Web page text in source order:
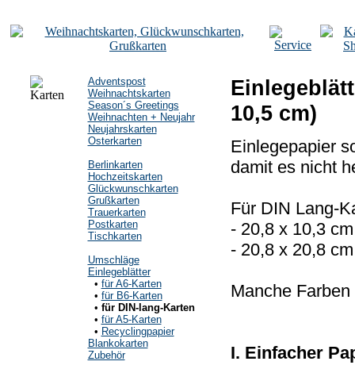
Adventspost
Weihnachtskarten
Season´s Greetings
Weihnachten + Neujahr
Neujahrskarten
Osterkarten
Berlinkarten
Hochzeitskarten
Glückwunschkarten
Grußkarten
Trauerkarten
Postkarten
Tischkarten
Umschläge
Einlegeblätter
• für A6-Karten
• für B6-Karten
• für DIN-lang-Karten
• für A5-Karten
• Recyclingpapier
Blankokarten
Zubehör
10,5 cm)
Einlegepapier
damit es nicht
Für DIN Lang-
- 20,8 x 10,3 cm
- 20,8 x 20,8
Manche
I. Einfacher